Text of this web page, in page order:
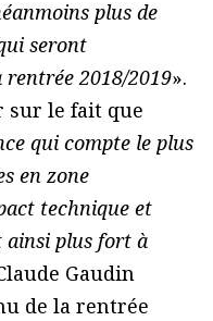
plus de
seront
rentrée 2018/2019».
sur le fait que
qui compte le plus
en zone
technique et
ainsi plus fort à
Gaudin
de la rentrée